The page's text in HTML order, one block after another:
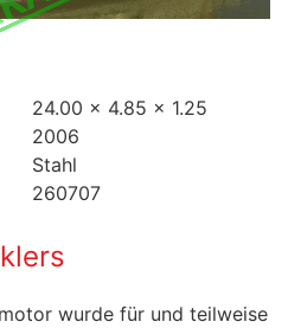
24.00 x 4.85 x 1.25
2006
Stahl
260707
wurde für und teilweise